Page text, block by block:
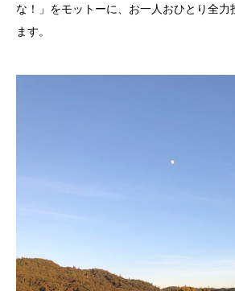
な！」をモットーに、お一人おひとり全力
ます。